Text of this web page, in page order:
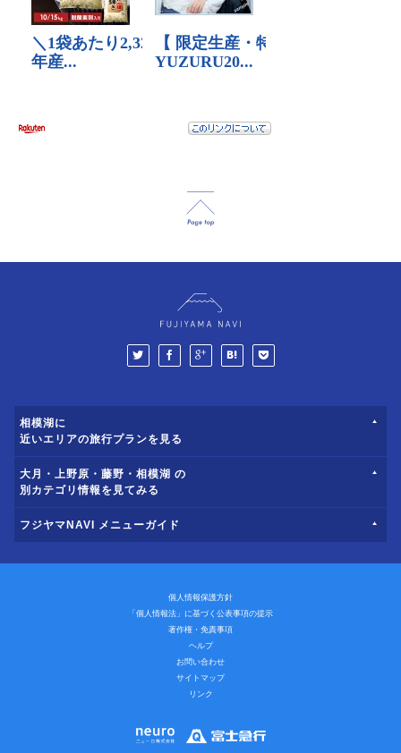
相模湖に
近いエリアの旅行プランを見る
大月・上野原・藤野・相模湖 の
別カテゴリ情報を見てみる
フジヤマNAVI メニューガイド
個人情報保護方針
「個人情報法」に基づく公表事項の提示
著作権・免責事項
ヘルプ
お問い合わせ
サイトマップ
リンク